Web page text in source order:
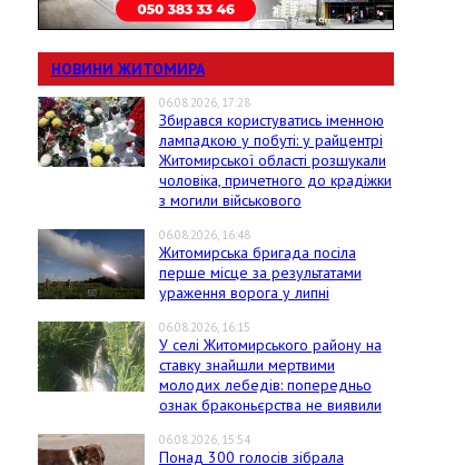
НОВИНИ ЖИТОМИРА
06.08.2026, 17:28
Збирався користуватись іменною
лампадкою у побуті: у райцентрі
Житомирської області розшукали
чоловіка, причетного до крадіжки
з могили військового
06.08.2026, 16:48
Житомирська бригада посіла
перше місце за результатами
ураження ворога у липні
06.08.2026, 16:15
У селі Житомирського району на
ставку знайшли мертвими
молодих лебедів: попередньо
ознак браконьєрства не виявили
06.08.2026, 15:54
Понад 300 голосів зібрала